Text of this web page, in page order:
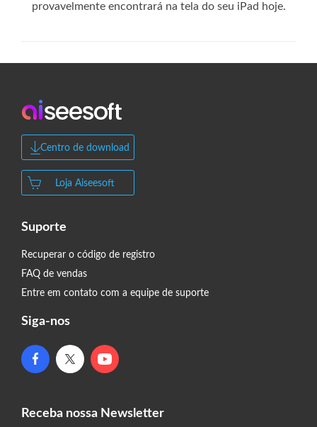
provavelmente encontrará na tela do seu iPad hoje.
Centro de download
Loja Aiseesoft
Suporte
Recuperar o código de registro
FAQ de vendas
Entre em contato com a equipe de suporte
Siga-nos
Receba nossa Newsletter